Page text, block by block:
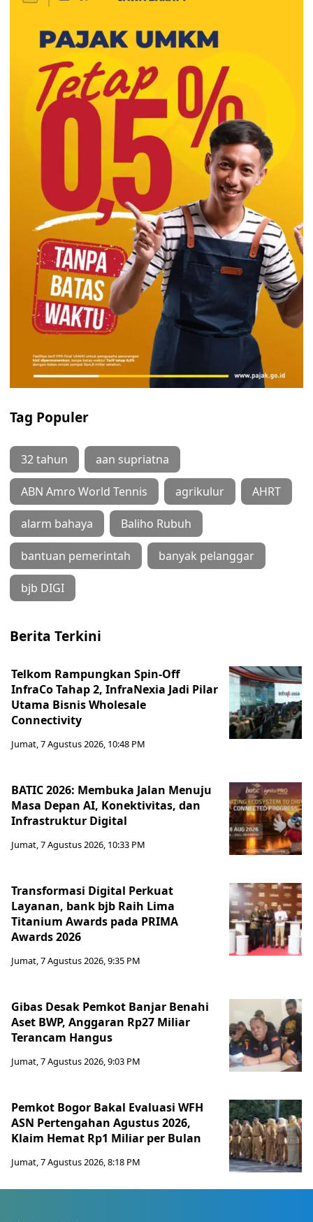
Tag Populer
32 tahun aan supriatna
ABN Amro World Tennis agrikulur AHRT
alarm bahaya Baliho Rubuh
bantuan pemerintah banyak pelanggar
bjb DIGI
Berita Terkini
Telkom Rampungkan Spin-Off
InfraCo Tahap 2, InfraNexia Jadi Pilar
Utama Bisnis Wholesale
Connectivity
Jumat, 7 Agustus 2026, 10:48 PM
BATIC 2026: Membuka Jalan Menuju
Masa Depan AI, Konektivitas, dan
Infrastruktur Digital
Jumat, 7 Agustus 2026, 10:33 PM
Transformasi Digital Perkuat
Layanan, bank bjb Raih Lima
Titanium Awards pada PRIMA
Awards 2026
Jumat, 7 Agustus 2026, 9:35 PM
Gibas Desak Pemkot Banjar Benahi
Aset BWP, Anggaran Rp27 Miliar
Terancam Hangus
Jumat, 7 Agustus 2026, 9:03 PM
Pemkot Bogor Bakal Evaluasi WFH
ASN Pertengahan Agustus 2026,
Klaim Hemat Rp1 Miliar per Bulan
Jumat, 7 Agustus 2026, 8:18 PM